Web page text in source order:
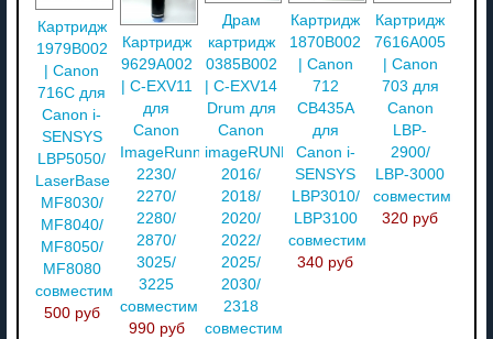
Картридж
1979B002
| Canon
716C для
Canon i-
SENSYS
LBP5050/
LaserBase
MF8030/
MF8040/
MF8050/
MF8080
совместимый
500 руб
Картридж
9629A002
| C-EXV11
для
Canon
ImageRunner
2230/
2270/
2280/
2870/
3025/
3225
совместимый
990 руб
Драм
картридж
0385B002
| C-EXV14
Drum для
Canon
imageRUNNER
2016/
2018/
2020/
2022/
2025/
2030/
2318
совместимый
Картридж
1870B002
| Canon
712
CB435A
для
Canon i-
SENSYS
LBP3010/
LBP3100
совместимый
340 руб
Картридж
7616A005
| Canon
703 для
Canon
LBP-
2900/
LBP-3000
совместимый
320 руб